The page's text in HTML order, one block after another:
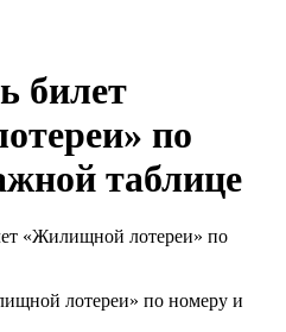
билет
по
таблице
«Жилищной лотереи» по